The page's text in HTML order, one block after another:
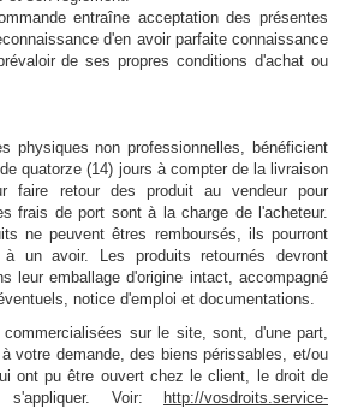
entraîne acceptation des présentes
d'en avoir parfaite connaissance
de ses propres conditions d'achat ou
physiques non professionnelles, bénéficient
quatorze (14) jours à compter de la livraison
faire retour des produit au vendeur pour
frais de port sont à la charge de l'acheteur.
ne peuvent êtres remboursés, ils pourront
à un avoir. Les produits retournés devront
leur emballage d'origine intact, accompagné
notice d'emploi et documentations.
sur le site, sont, d'une part,
votre demande, des biens périssables, et/ou
ont pu être ouvert chez le client, le droit de
Voir:
http://vosdroits.service-